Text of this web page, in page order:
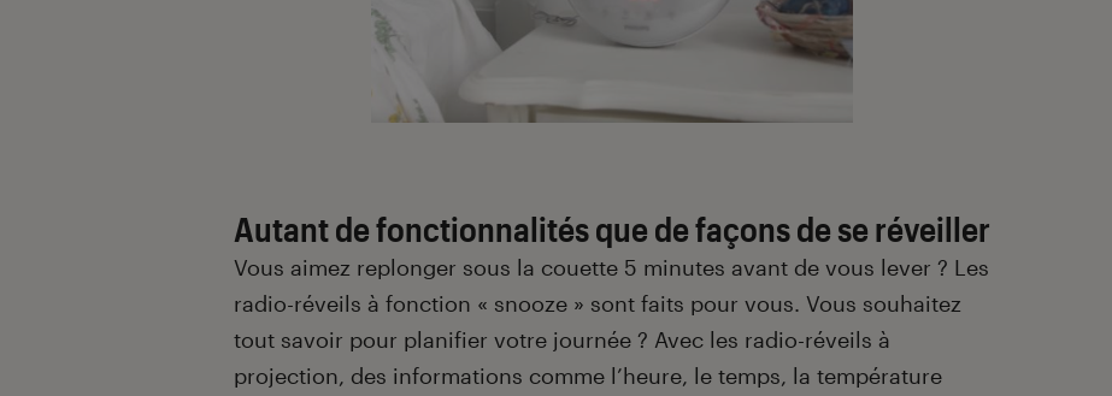
Autant de fonctionnalités que de façons de se réveiller
Vous aimez replonger sous la couette 5 minutes avant de vous lever ? Les
radio-réveils à fonction « snooze » sont faits pour vous. Vous souhaitez
tout savoir pour planifier votre journée ? Avec les radio-réveils à
projection, des informations comme l’heure, le temps, la température